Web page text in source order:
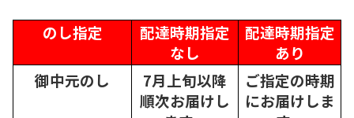
のし指定
配達時期指定
なし
配達時期指定
あり
御中元のし
7月上旬以降
順次お届けし
ご指定の時期
にお届けしま